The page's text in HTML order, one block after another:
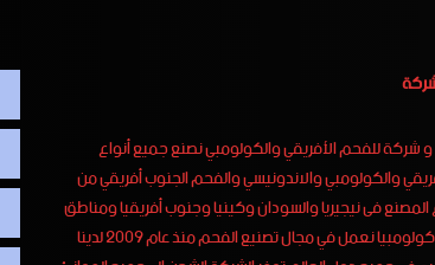
شركة للفحم الأفريقي والكولومبي نصنع جميع أنواع
والكولومبي والاندونيسي والفحم الجنوب أفريقي من
فى نيجيريا والسودان وكينيا وجنوب أفريقيا ومناطق
الفحم في كولومبيا نعمل في مجال تصنيع الفحم منذ عام 2009 لدينا